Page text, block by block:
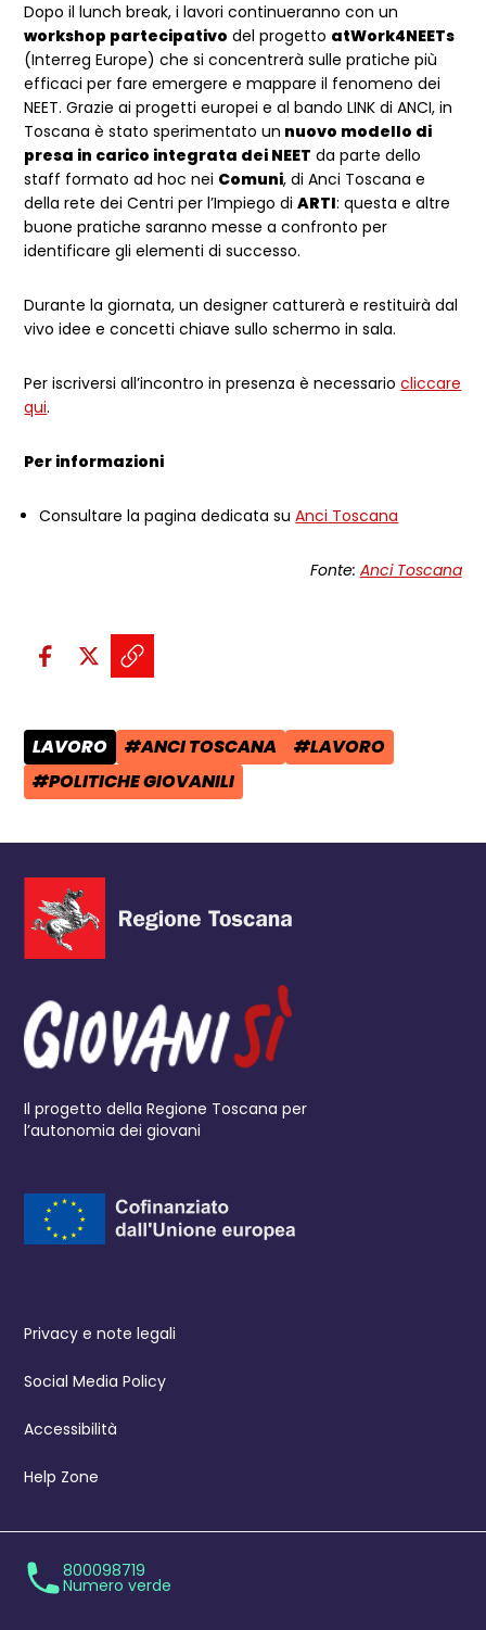
Dopo il lunch break, i lavori continueranno con un
workshop partecipativo del progetto atWork4NEETs
(Interreg Europe) che si concentrerà sulle pratiche più
efficaci per fare emergere e mappare il fenomeno dei
NEET. Grazie ai progetti europei e al bando LINK di ANCI, in
Toscana è stato sperimentato un nuovo modello di
presa in carico integrata dei NEET da parte dello
staff formato ad hoc nei Comuni, di Anci Toscana e
della rete dei Centri per l’Impiego diARTI: questa e altre
buone pratiche saranno messe a confronto per
identificare gli elementi di successo.
Durante la giornata, un designer catturerà e restituirà dal
vivo idee e concetti chiave sullo schermo in sala.
Per iscriversi all’incontro in presenza è necessariocliccare
qui.
Per informazioni
Consultare la pagina dedicata suAnci Toscana
Fonte: Anci Toscana
Condividi sui social:
Condividi su Facebook - apre
Condividi su X - apre una
Copia il link e condividi -
CATEGORIA POST:
LAVORO TAG:
#ANCI TOSCANA TAG:
#LAVORO
TAG:
#POLITICHE GIOVANILI
Il progetto della Regione Toscana per
l’autonomia dei giovani
Privacy e note legali
Social Media Policy
Accessibilità
Help Zone
800098719
Numero verde